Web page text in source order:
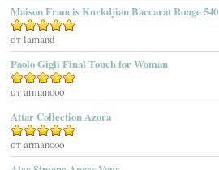
Afnan Perfumes
Agatha Ruiz De La Prada
Agatho Parfum
Agent Provocateur
Agnes B
Agonist
Ahjaar
Aigner
Maison Francis Kurkdjian Baccarat Rouge 540
Оценка5из 5
от lamand
Paolo Gigli Final Touch for Woman
Оценка5из 5
от armanooo
Attar Collection Azora
Оценка5из 5
от armanooo